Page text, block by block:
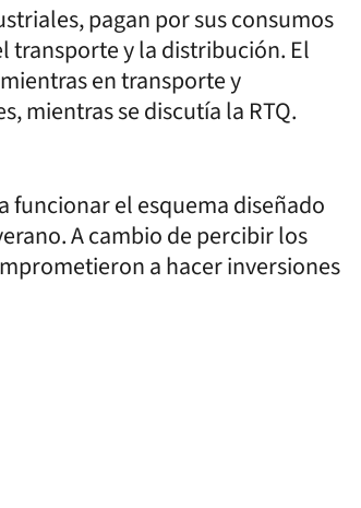
pagan por sus consumos
transporte y la distribución. El
en transporte y
mientras se discutía la RTQ.
funcionar el esquema diseñado
A cambio de percibir los
a hacer inversiones